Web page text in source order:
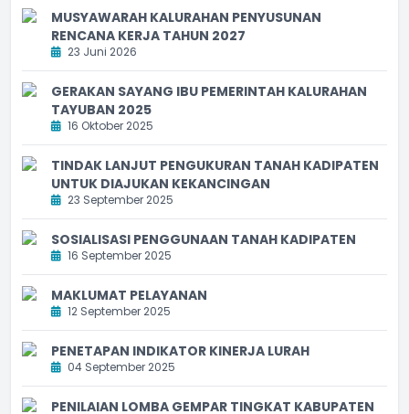
MUSYAWARAH KALURAHAN PENYUSUNAN
RENCANA KERJA TAHUN 2027
23 Juni 2026
GERAKAN SAYANG IBU PEMERINTAH KALURAHAN
TAYUBAN 2025
16 Oktober 2025
TINDAK LANJUT PENGUKURAN TANAH KADIPATEN
UNTUK DIAJUKAN KEKANCINGAN
23 September 2025
SOSIALISASI PENGGUNAAN TANAH KADIPATEN
16 September 2025
MAKLUMAT PELAYANAN
12 September 2025
PENETAPAN INDIKATOR KINERJA LURAH
04 September 2025
PENILAIAN LOMBA GEMPAR TINGKAT KABUPATEN